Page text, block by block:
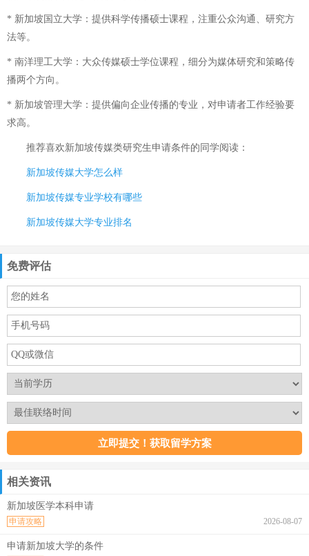
* 新加坡国立大学：提供科学传播硕士课程，注重公众沟通、研究方
法等。
* 南洋理工大学：大众传媒硕士学位课程，细分为媒体研究和策略传
播两个方向。
* 新加坡管理大学：提供偏向企业传播的专业，对申请者工作经验要
求高。
推荐喜欢新加坡传媒类研究生申请条件的同学阅读：
新加坡传媒大学怎么样
新加坡传媒专业学校有哪些
新加坡传媒大学专业排名
免费评估
相关资讯
新加坡医学本科申请
2026-08-07
申请攻略
申请新加坡大学的条件